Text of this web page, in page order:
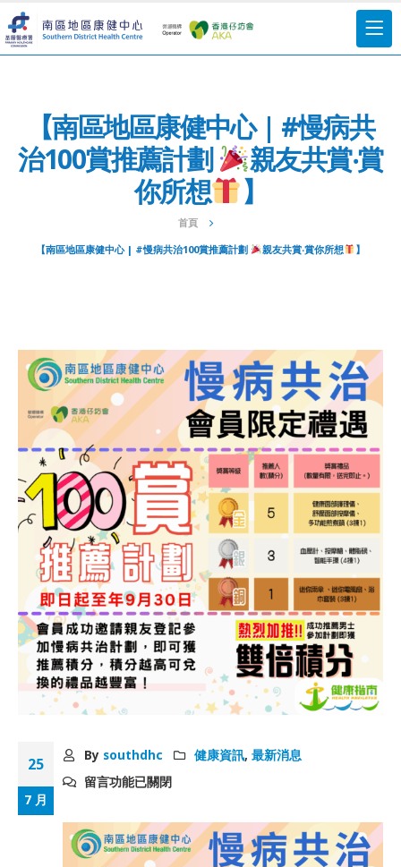
【南區地區康健中心 | #慢病共
治100賞推薦計劃
親友共賞‧賞
你所想
】
首頁
【南區地區康健中心 | #慢病共治100賞推薦計劃
親友共賞‧賞你所想 】
25
7 月
By southdhc 健康資訊,最新消息
留言功能已關閉